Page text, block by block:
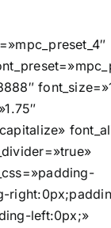
left:0px;»